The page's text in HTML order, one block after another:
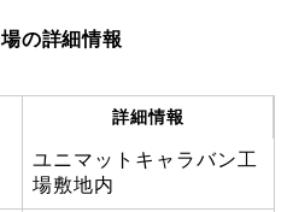
の詳細情報
詳細情報
ユニマットキャラバン工
場敷地内